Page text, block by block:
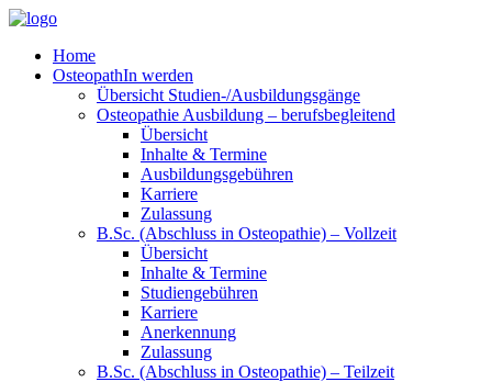
Home
OsteopathIn werden
Übersicht Studien-/Ausbildungsgänge
Osteopathie Ausbildung – berufsbegleitend
Übersicht
Inhalte & Termine
Ausbildungsgebühren
Karriere
Zulassung
B.Sc. (Abschluss in Osteopathie) – Vollzeit
Übersicht
Inhalte & Termine
Studiengebühren
Karriere
Anerkennung
Zulassung
B.Sc. (Abschluss in Osteopathie) – Teilzeit